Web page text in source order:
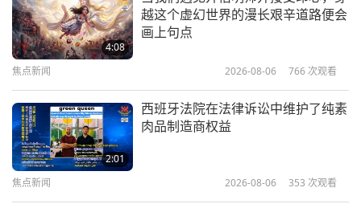
圣雄甘地著作精选《通往上帝的途
径》—冥想与奉献（二集之一）
末世—《圣经·启示录》摘录（二集
4:08
越这个虚幻世界的漫长艰辛道路便会
画上句点
焦点新闻 2026-08-06 766 次观看
2:01
西班牙法院在法律诉讼中维护了纯素
肉品制造商权益
焦点新闻 2026-08-06 353 次观看